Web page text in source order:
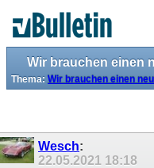
Wir brauchen einen
Thema: Wir brauchen einen
Wesch:
22.05.2021 18:18